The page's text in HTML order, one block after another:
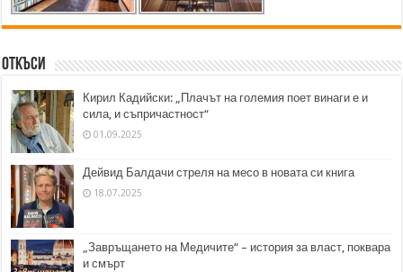
Откъси
Кирил Кадийски: „Плачът на големия поет винаги е и
сила, и съпричастност“
01.09.2025
Дейвид Балдачи стреля на месо в новата си книга
18.07.2025
„Завръщането на Медичите“ – история за власт, поквара
и смърт